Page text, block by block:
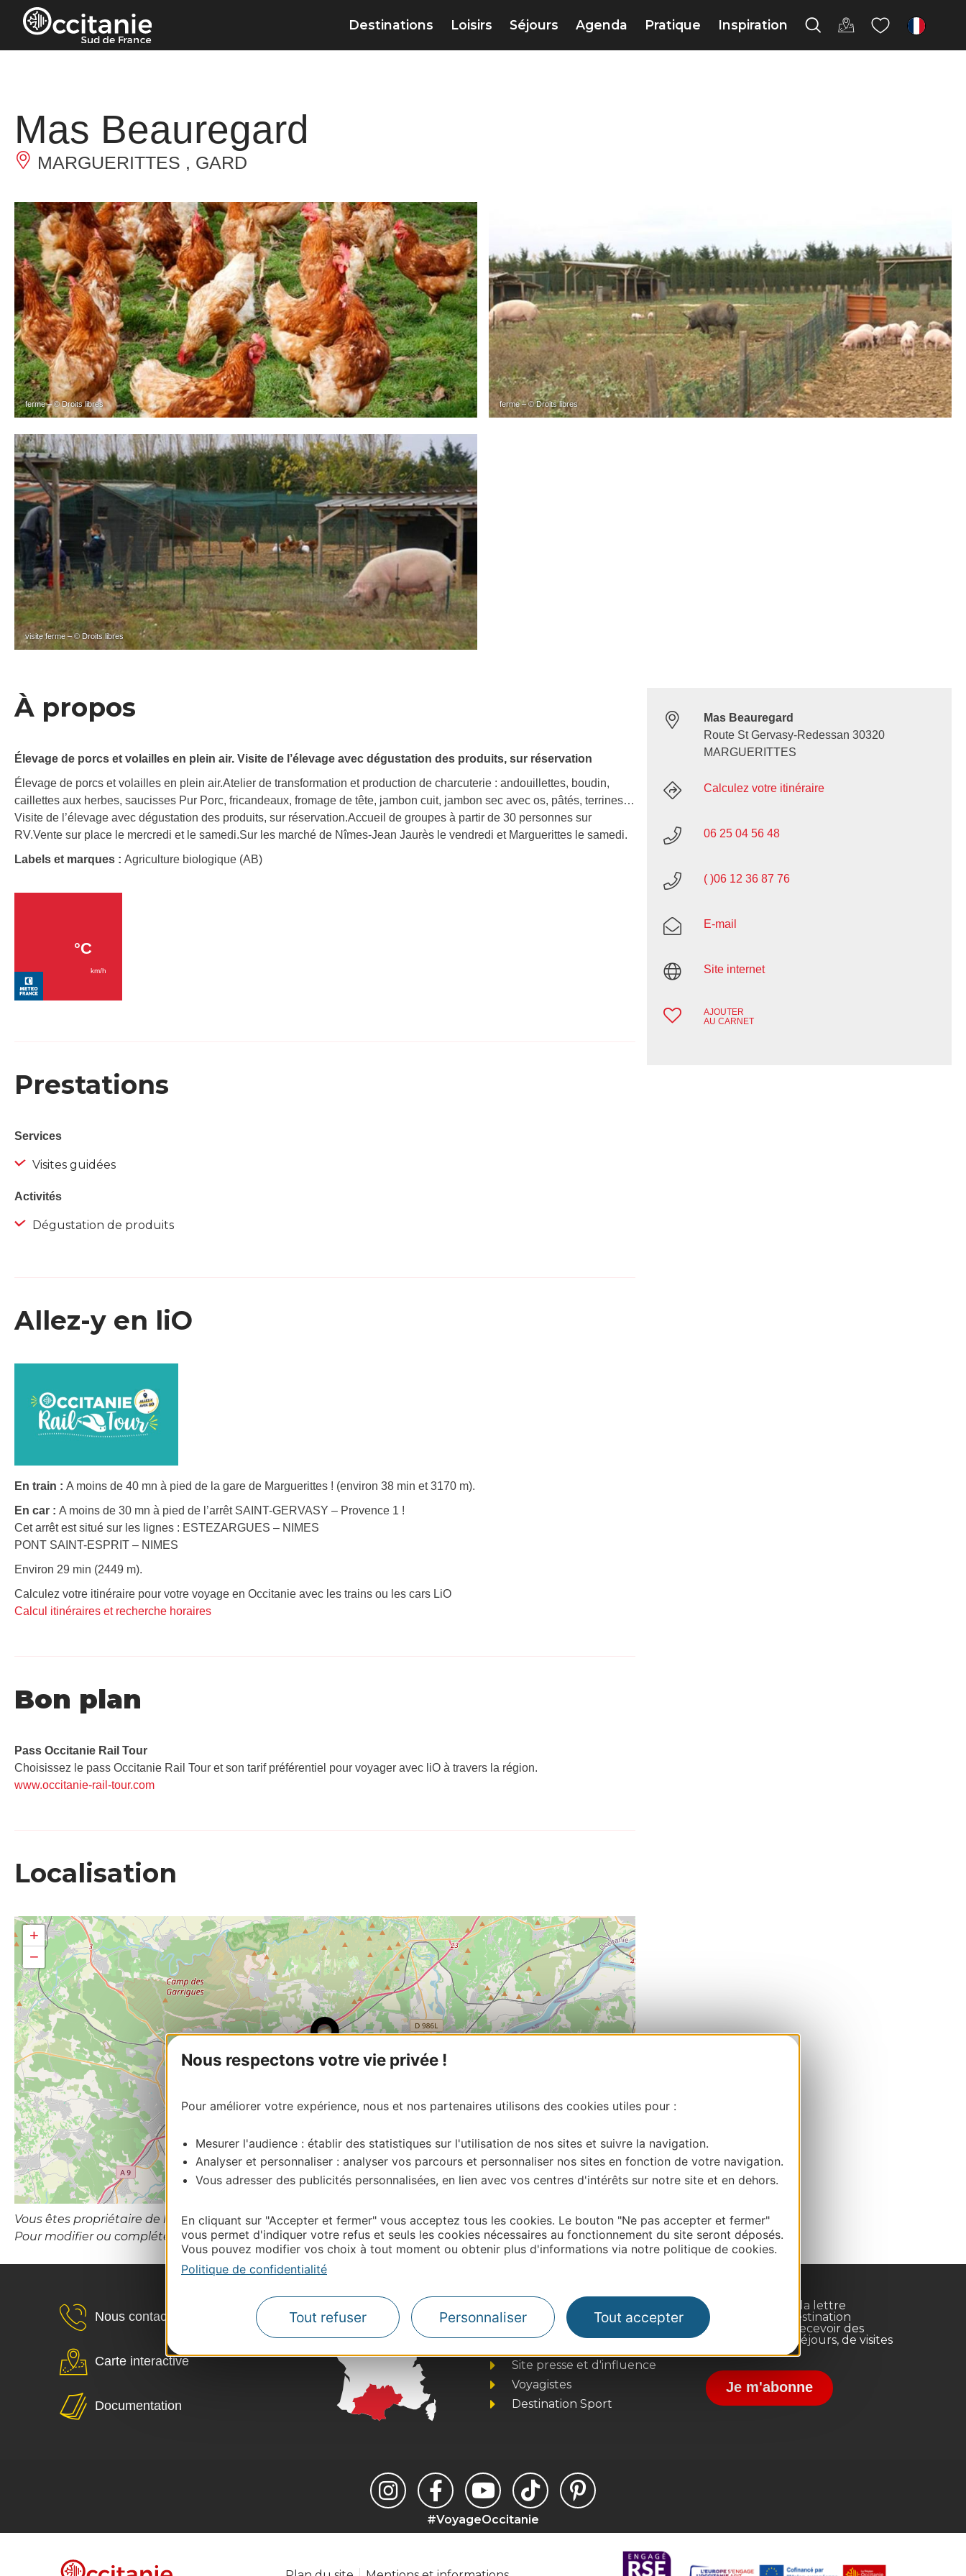
Panneau de gestion des cookies
Nous respectons votre vie privée !
Pour améliorer votre expérience, nous et nos partenaires utilisons des cookies utiles pour :
Mesurer l'audience : établir des statistiques sur l'utilisation de nos sites et suivre la navigation.
Analyser et personnaliser : analyser vos parcours et personnaliser nos sites en fonction de votre navigation.
Vous adresser des publicités personnalisées, en lien avec vos centres d'intérêts sur notre site et en dehors.
En cliquant sur "Accepter et fermer" vous acceptez tous les cookies. Le bouton "Ne pas accepter et fermer"
vous permet d'indiquer votre refus et seuls les cookies nécessaires au fonctionnement du site seront déposés.
Vous pouvez modifier vos choix à tout moment ou obtenir plus d'informations via notre politique de cookies.
Politique de confidentialité
Tout refuser Personnaliser Tout accepter
Destinations Loisirs Séjours Agenda Pratique Inspiration fr
Mas Beauregard
MARGUERITTES , GARD
ferme – © Droits libres ferme – © Droits libres
visite ferme – © Droits libres
À propos
Élevage de porcs et volailles en plein air. Visite de l’élevage avec dégustation des produits, sur réservation
Élevage de porcs et volailles en plein air.Atelier de transformation et production de charcuterie : andouillettes, boudin,
caillettes aux herbes, saucisses Pur Porc, fricandeaux, fromage de tête, jambon cuit, jambon sec avec os, pâtés, terrines…
Visite de l’élevage avec dégustation des produits, sur réservation.Accueil de groupes à partir de 30 personnes sur
RV.Vente sur place le mercredi et le samedi.Sur les marché de Nîmes-Jean Jaurès le vendredi et Marguerittes le samedi.
Labels et marques : Agriculture biologique (AB)
Prestations
Services
Visites guidées
Activités
Dégustation de produits
Allez-y en liO
En train : A moins de 40 mn à pied de la gare de Marguerittes ! (environ 38 min et 3170 m).
En car : A moins de 30 mn à pied de l’arrêt SAINT-GERVASY – Provence 1 !
Cet arrêt est situé sur les lignes : ESTEZARGUES – NIMES
PONT SAINT-ESPRIT – NIMES
Environ 29 min (2449 m).
Calculez votre itinéraire pour votre voyage en Occitanie avec les trains ou les cars LiO
Calcul itinéraires et recherche horaires
Bon plan
Pass Occitanie Rail Tour​
Choisissez le pass Occitanie Rail Tour et son tarif préférentiel pour voyager avec liO à travers la région.
www.occitanie-rail-tour.com
Localisation
+
−
Vous êtes propriétaire de l’établissement ou le gestionnaire de cette activité?
Pour modifier ou compléter cette fiche, merci de contacter Gard Tourisme.
Mas Beauregard
Route St Gervasy-Redessan 30320
MARGUERITTES
Calculez votre itinéraire
06 25 04 56 48
( )06 12 36 87 76
E-mail
Site internet
AJOUTER
AU CARNET
Nous contacter
Carte interactive
Documentation
Thermalisme
Business/Mice
Site presse et d'influence
Voyagistes
Destination Sport
Inscrivez-vous à la lettre
d'information Destination
Occitanie pour recevoir des
suggestions de séjours, de visites
et de sorties.
Je m'abonne
#VoyageOccitanie